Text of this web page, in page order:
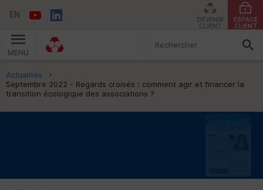
EN
DEVENIR
CLIENT
ESPACE
CLIENT
MENU
Vous êtes ici:
Actualités
Septembre 2022 - Regards croisés : comment agir et financer la
transition écologique des associations ?